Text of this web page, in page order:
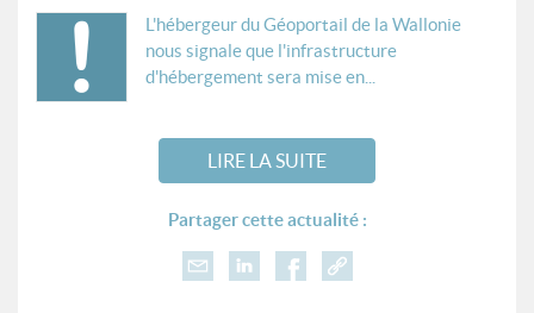
L'hébergeur du Géoportail de la Wallonie
nous signale que l'infrastructure
d'hébergement sera mise en...
LIRE LA SUITE
Partager cette actualité :